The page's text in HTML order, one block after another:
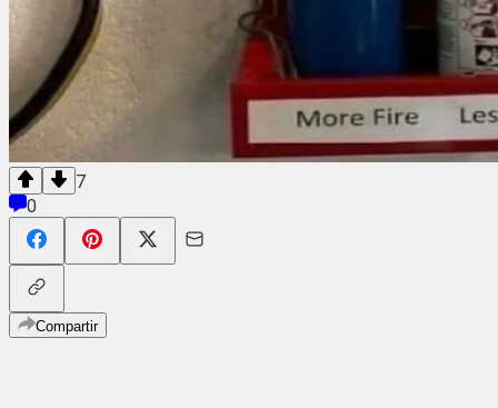
7
0
Compartir